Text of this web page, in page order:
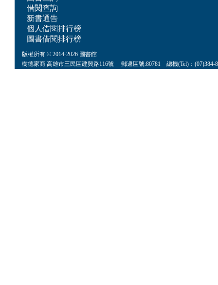
借閱查詢
新書通告
個人借閱排行榜
圖書借閱排行榜
版權所有 © 2014-2026 圖書館
樹德家商 高雄市三民區建興路116號 郵遞區號:80781 總機(Tel)：(07)384-